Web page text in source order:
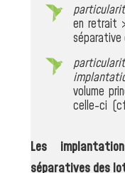
en retrait
séparative
volume
celle-ci (cf
Les
séparatives des